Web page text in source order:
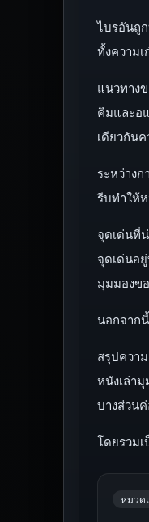
ไบรอันถู
ทั้งความ
แนวทาง
คิมและอ
เดียวกัน
ระหว่าง
รีบทำให้
จุดเด่นที่
จุดเด่นอ
มุมมองข
นอกจาก
สรุปควา
หนังเล่า
บางส่วน
โดยรวม
หมวด